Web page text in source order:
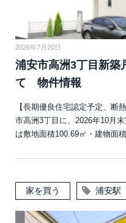
2026年7月20日
浦安市高洲3丁目新
て 物件情報
【長期優良住宅認定予定、断
市高洲3丁目に、2026年10月
は敷地面積100.69㎡・建物面
家を買う 浦安駅